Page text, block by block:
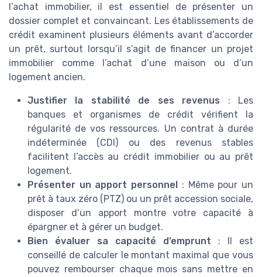
l’achat immobilier, il est essentiel de présenter un
dossier complet et convaincant. Les établissements de
crédit examinent plusieurs éléments avant d’accorder
un prêt, surtout lorsqu’il s’agit de financer un projet
immobilier comme l’achat d’une maison ou d’un
logement ancien.
Justifier la stabilité de ses revenus : Les
banques et organismes de crédit vérifient la
régularité de vos ressources. Un contrat à durée
indéterminée (CDI) ou des revenus stables
facilitent l’accès au crédit immobilier ou au prêt
logement.
Présenter un apport personnel : Même pour un
prêt à taux zéro (PTZ) ou un prêt accession sociale,
disposer d’un apport montre votre capacité à
épargner et à gérer un budget.
Bien évaluer sa capacité d’emprunt : Il est
conseillé de calculer le montant maximal que vous
pouvez rembourser chaque mois sans mettre en